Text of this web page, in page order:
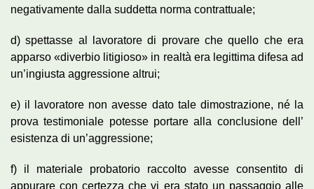
negativamente dalla suddetta norma contrattuale;
d) spettasse al lavoratore di provare che quello che era
apparso «diverbio litigioso» in realtà era legittima difesa ad
un’ingiusta aggressione altrui;
e) il lavoratore non avesse dato tale dimostrazione, né la
prova testimoniale potesse portare alla conclusione dell’
esistenza di un’aggressione;
f) il materiale probatorio raccolto avesse consentito di
appurare con certezza che vi era stato un passaggio alle